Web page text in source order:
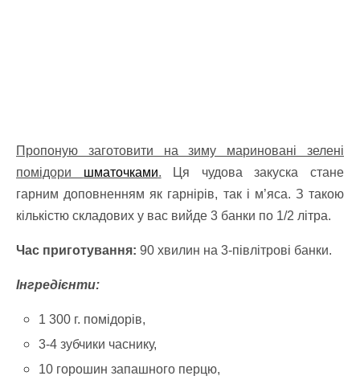
Пропоную заготовити на зиму мариновані зелені
помідори шматочками. Ця чудова закуска стане
гарним доповненням як гарнірів, так і м’яса. З такою
кількістю складових у вас вийде 3 банки по 1/2 літра.
Час приготування: 90 хвилин на 3-півлітрові банки.
Інгредієнти:
1 300 г. помідорів,
3-4 зубчики часнику,
10 горошин запашного перцю,